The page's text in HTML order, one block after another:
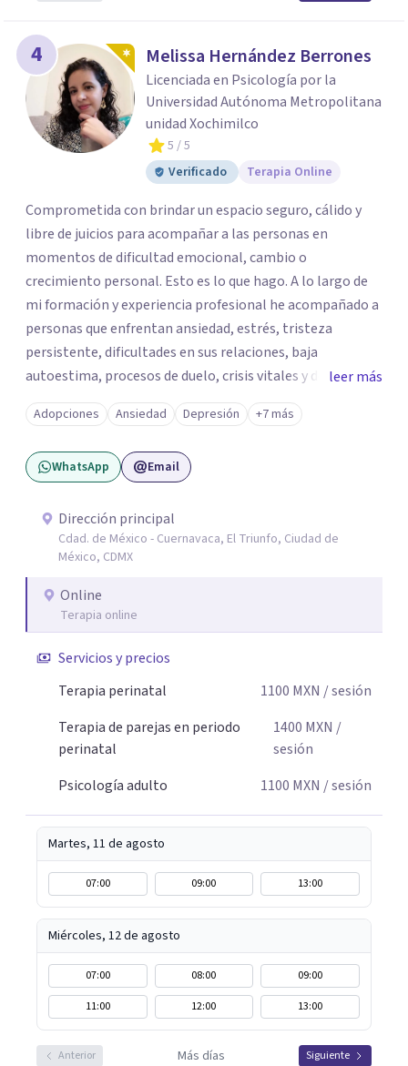
4 Melissa Hernández Berrones
Licenciada en Psicología por la
Universidad Autónoma Metropolitana
unidad Xochimilco
5 / 5
Verificado
Terapia Online
Comprometida con brindar un espacio seguro, cálido y
libre de juicios para acompañar a las personas en
momentos de dificultad emocional, cambio o
crecimiento personal. Esto es lo que hago. A lo largo de
mi formación y experiencia profesional he acompañado a
personas que enfrentan ansiedad, estrés, tristeza
persistente, dificultades en sus relaciones, baja
autoestima, procesos de duelo, crisis vitales y desafíos
relacionados con la adaptación a nuevas etapas de la vida.
Mi enfoque se basa en la escucha empática, el respeto por
la historia de cada persona y el trabajo conjunto para
desarrollar herramientas que favorezcan el bienestar
que buscar ayuda psicológica es un acto de valentía y
autocuidado. Mi objetivo es acompañarte para que puedas
comprender mejor lo que estás viviendo, fortalecer tus
recursos personales y construir una vida más plena y
congruente con tus necesidades y valores.
leer más
Adopciones Ansiedad Depresión +7 más
WhatsApp Email
Dirección principal
Cdad. de México - Cuernavaca, El Triunfo, Ciudad de
México, CDMX
Online
Terapia online
Servicios y precios
Terapia perinatal
1100 MXN / sesión
Terapia de parejas en periodo
perinatal
1400 MXN /
sesión
Psicología adulto
1100 MXN / sesión
Martes, 11 de agosto
07:00 09:00 13:00
Miércoles, 12 de agosto
07:00 08:00
09:00
11:00
12:00 13:00
Anterior Más días Siguiente